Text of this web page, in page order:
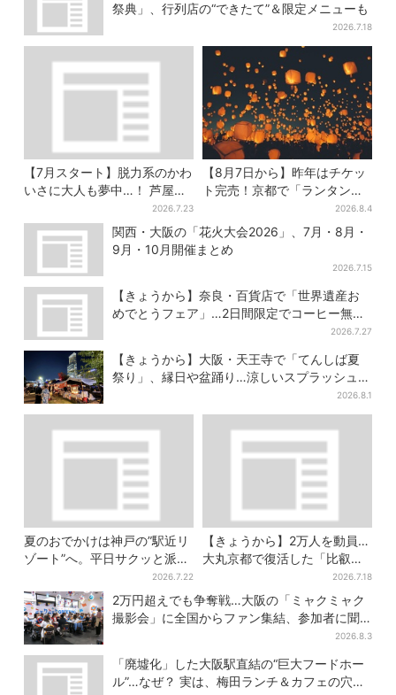
祭典」、行列店の“できたて”＆限定メニューも
2026.7.18
【7月スタート】脱力系のかわ
いさに大人も夢中…！ 芦屋の
美術館で「チェコ絵本」展、
老舗文具メーカーのグッズに
も注目
2026.7.23
【8月7日から】昨年はチケッ
ト完売！京都で「ランタンフ
ェス」、最大3500の光が夜空
に…会場には縁日も
2026.8.4
関西・大阪の「花火大会2026」、7月・8月・
9月・10月開催まとめ
2026.7.15
【きょうから】奈良・百貨店で「世界遺産お
めでとうフェア」…2日間限定でコーヒー無料
2026.7.27
【きょうから】大阪・天王寺で「てんしば夏
祭り」、縁日や盆踊り…涼しいスプラッシュタ
2026.8.1
夏のおでかけは神戸の”駅近リ
ゾート”へ。平日サクッと派
も、休日ガッツリ派も！タイ
パ抜群、約20種の楽しみ方
2026.7.22
【きょうから】2万人を動員…
大丸京都で復活した「比叡山
お化け屋敷」、コース延長
で“怖さ”パワーアップ
2026.7.18
2万円超えでも争奪戦…大阪の「ミャクミャク
撮影会」に全国からファン集結、参加者に聞
2026.8.3
「廃墟化」した大阪駅直結の“巨大フードホー
ル”…なぜ？ 実は、梅田ランチ＆カフェの穴場